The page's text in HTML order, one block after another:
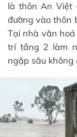
là thôn An Việt
đường vào thôn
Tại nhà văn
trí tầng 2 làm
ngập sâu không